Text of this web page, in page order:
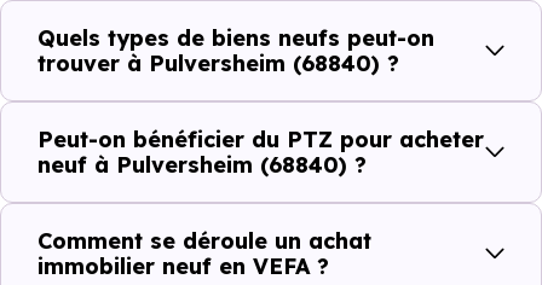
scolaires. Des équipements du quotidien qui constituent
autant d'arguments concrets pour habiter ou investir
dans la commune.
Combien coûte un logement à Pulversheim
(68840) ?
C'est souvent la première question. Voici les repères de
Quels types de biens neufs peut-on
trouver à Pulversheim (68840) ?
Peut-on bénéficier du PTZ pour acheter
neuf à Pulversheim (68840) ?
Comment se déroule un achat
immobilier neuf en VEFA ?